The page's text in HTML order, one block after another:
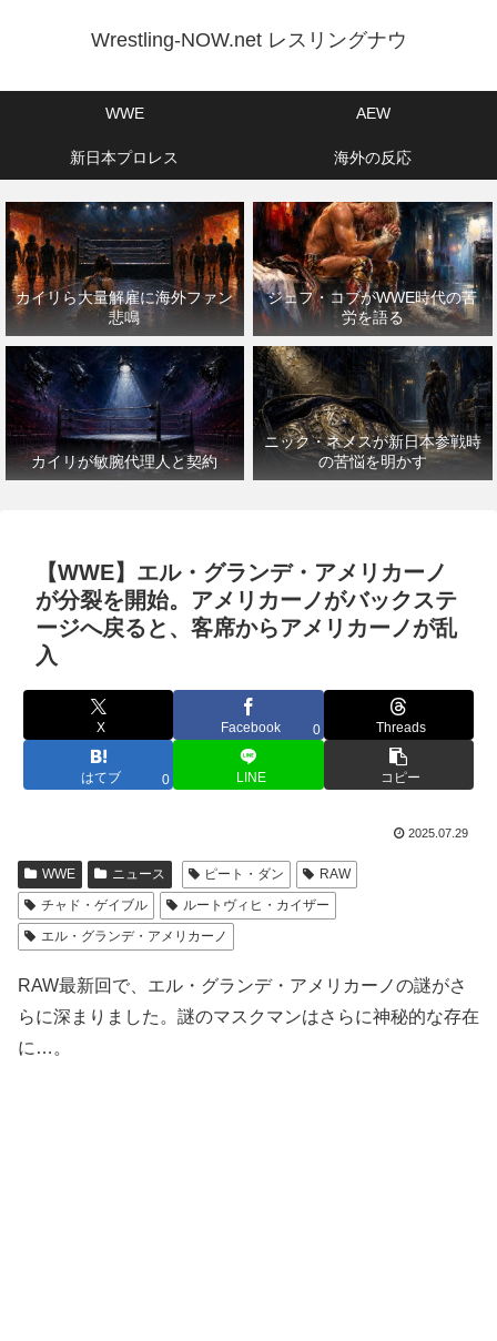
Wrestling-NOW.net レスリングナウ
WWE AEW
新日本プロレス 海外の反応
カイリら大量解雇に海外ファン
悲鳴
ジェフ・コブがWWE時代の苦
労を語る
カイリが敏腕代理人と契約
ニック・ネメスが新日本参戦時
の苦悩を明かす
【WWE】エル・グランデ・アメリカーノ
が分裂を開始。アメリカーノがバックステ
ージへ戻ると、客席からアメリカーノが乱
入
X Facebook 0 Threads
はてブ 0 LINE コピー
2025.07.29
WWE ニュース ピート・ダン
RAW
チャド・ゲイブル
ルートヴィヒ・カイザー
エル・グランデ・アメリカーノ
RAW最新回で、エル・グランデ・アメリカーノの謎がさ
らに深まりました。謎のマスクマンはさらに神秘的な存在
に…。